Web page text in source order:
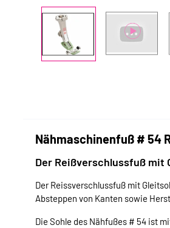
Nähmaschinenfuß # 54
Der Reißverschlussfuß mit
Der Reissverschlussfuß mit
Absteppen von Kanten sowie
Die Sohle des Nähfußes # 54 ist